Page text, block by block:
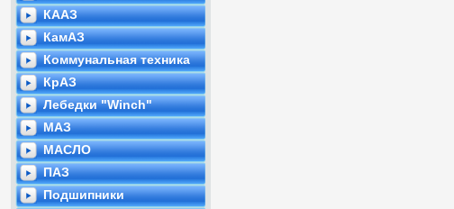
КААЗ
КамАЗ
Коммунальная техника
КрАЗ
Лебедки "Winch"
МАЗ
МАСЛО
ПАЗ
Подшипники